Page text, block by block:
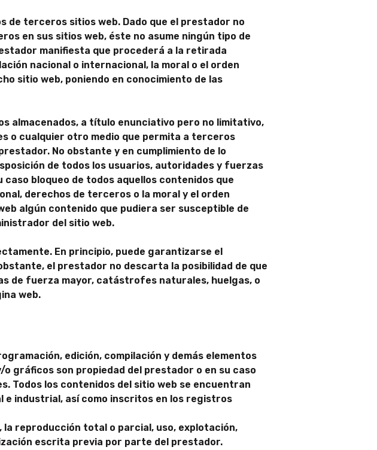
de terceros sitios web. Dado que el prestador no
en sus sitios web, éste no asume ningún tipo de
manifiesta que procederá a la retirada
nacional o internacional, la moral o el orden
sitio web, poniendo en conocimiento de las
almacenados, a título enunciativo pero no limitativo,
o cualquier otro medio que permita a terceros
No obstante y en cumplimiento de lo
de todos los usuarios, autoridades y fuerzas
bloqueo de todos aquellos contenidos que
derechos de terceros o la moral y el orden
algún contenido que pudiera ser susceptible de
del sitio web.
En principio, puede garantizarse el
el prestador no descarta la posibilidad de que
de fuerza mayor, catástrofes naturales, huelgas, o
web.
edición, compilación y demás elementos
gráficos son propiedad del prestador o en su caso
Todos los contenidos del sitio web se encuentran
industrial, así como inscritos en los registros
la reproducción total o parcial, uso, explotación,
escrita previa por parte del prestador.